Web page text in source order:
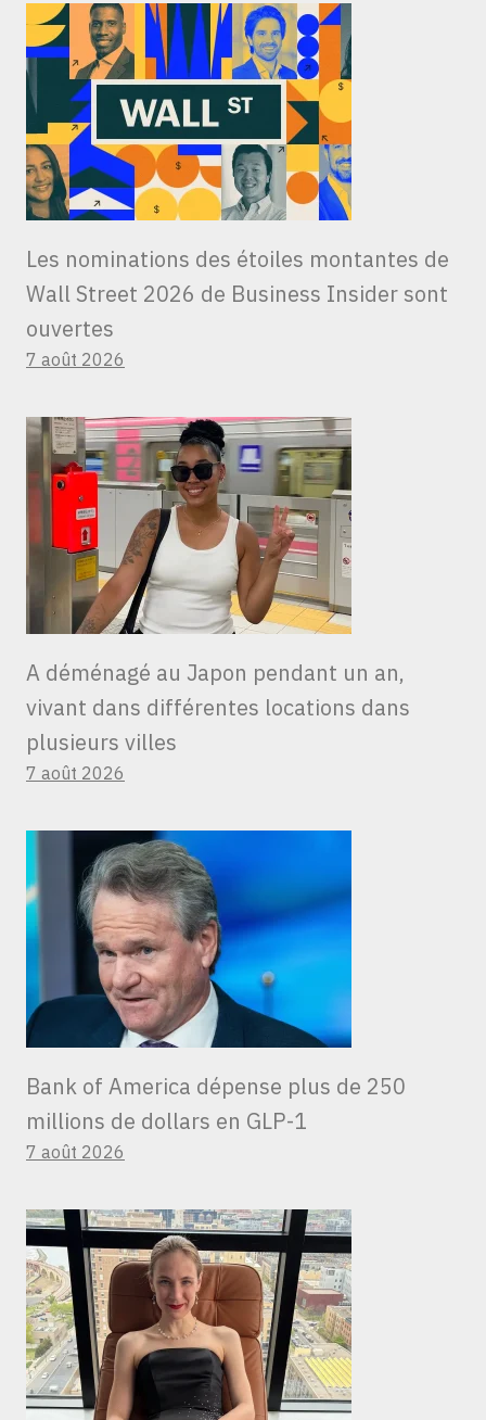
Les nominations des étoiles montantes de
Wall Street 2026 de Business Insider sont
ouvertes
7 août 2026
A déménagé au Japon pendant un an,
vivant dans différentes locations dans
plusieurs villes
7 août 2026
Bank of America dépense plus de 250
millions de dollars en GLP-1
7 août 2026